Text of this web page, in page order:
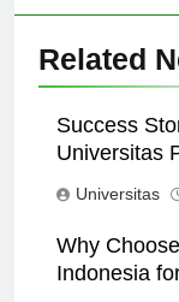
Related
Success
Universitas
Universitas
Why
Indonesia